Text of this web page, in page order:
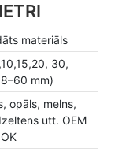
materiāls
30,
mm)
opāls, melns,
utt. OEM